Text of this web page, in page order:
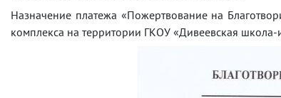
Назначение платежа «Пожертвование на
комплекса на территории ГКОУ «Дивеевская школа-